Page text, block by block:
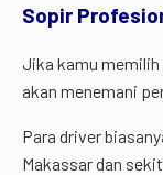
Sopir
Jika kamu memilih
akan menemani
Para driver
Makassar dan